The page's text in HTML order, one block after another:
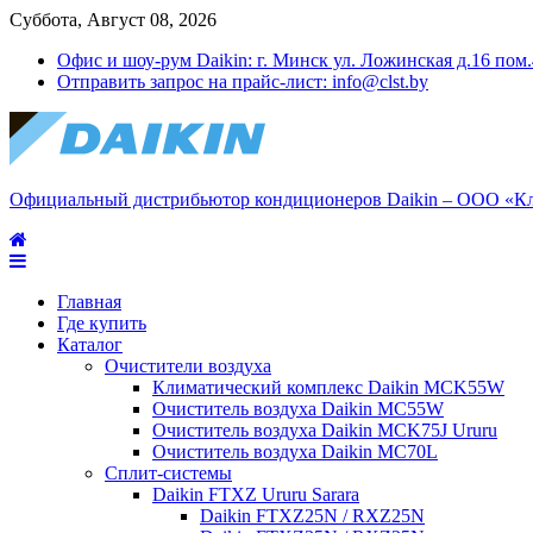
Суббота, Август 08, 2026
Офис и шоу-рум Daikin: г. Минск ул. Ложинская д.16
Отправить запрос на прайс-лист: info@clst.by
Официальный дистрибьютор кондиционеров Daikin – ООО
Главная
Где купить
Каталог
Очистители воздуха
Климатический комплекс Daikin MCK55W
Очиститель воздуха Daikin MC55W
Очиститель воздуха Daikin MCK75J Ururu
Очиститель воздуха Daikin MC70L
Сплит-системы
Daikin FTXZ Ururu Sarara
Daikin FTXZ25N / RXZ25N